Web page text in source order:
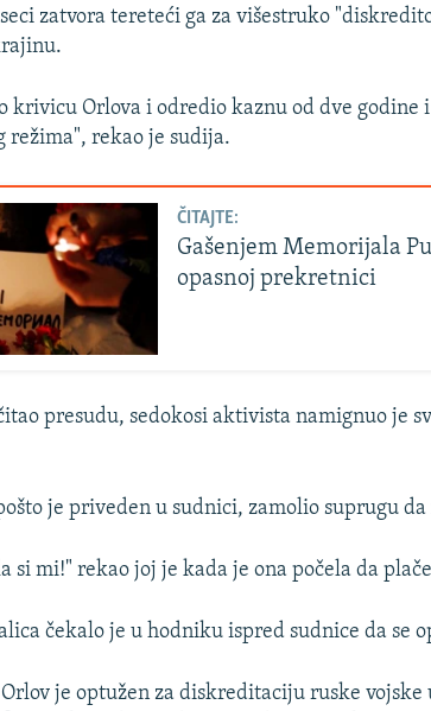
zatvora tereteći ga za višestruko
krivicu Orlova i odredio kaznu od dve godine
režima", rekao je sudija.
ČITAJTE:
Gašenjem Memorijala
opasnoj prekretnici
presudu, sedokosi aktivista namignuo je
je priveden u sudnici, zamolio suprugu
si mi!" rekao joj je kada je ona počela da
čekalo je u hodniku ispred sudnice da se
Orlov je optužen za diskreditaciju ruske